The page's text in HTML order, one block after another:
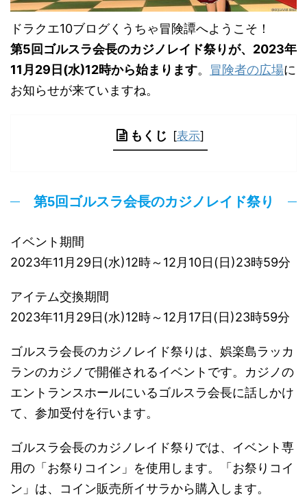
ドラクエ10ブログくうちゃ冒険譚へようこそ！
第5回ゴルスラ会長のカジノレイド祭りが、2023年
11月29日(水)12時から始まります。 冒険者の広場に
お知らせが来ていますね。
もくじ [表示]
第5回ゴルスラ会長のカジノレイド祭り
イベント期間
2023年11月29日(水)12時～12月10日(日)23時59分
アイテム交換期間
2023年11月29日(水)12時～12月17日(日)23時59分
ゴルスラ会長のカジノレイド祭りは、娯楽島ラッカ
ランのカジノで開催されるイベントです。カジノの
エントランスホールにいるゴルスラ会長に話しかけ
て、参加受付を行います。
ゴルスラ会長のカジノレイド祭りでは、イベント専
用の「お祭りコイン」を使用します。「お祭りコイ
ン」は、コイン販売所イサラから購入します。